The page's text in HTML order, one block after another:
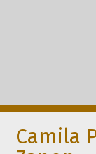
Camila